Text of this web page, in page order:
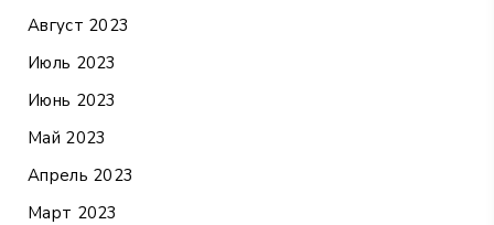
Август 2023
Июль 2023
Июнь 2023
Май 2023
Апрель 2023
Март 2023